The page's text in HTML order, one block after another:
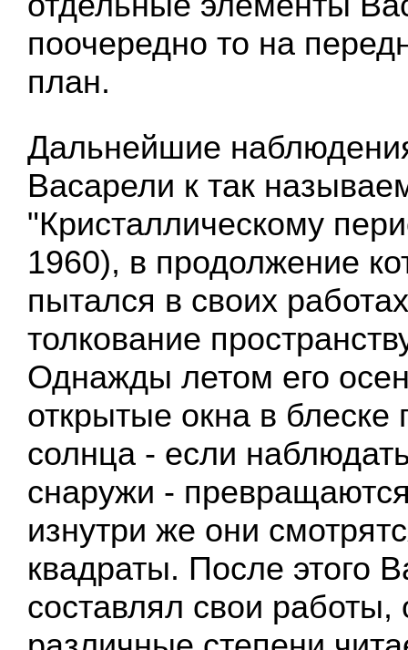
поочередно то на
план.
Дальнейшие
Васарели к так
"Кристаллическому
1960), в продолжение
пытался в своих
толкование
Однажды летом его
открытые окна в блеске
солнца - если
снаружи -
изнутри же они
квадраты. После этого
составлял свои